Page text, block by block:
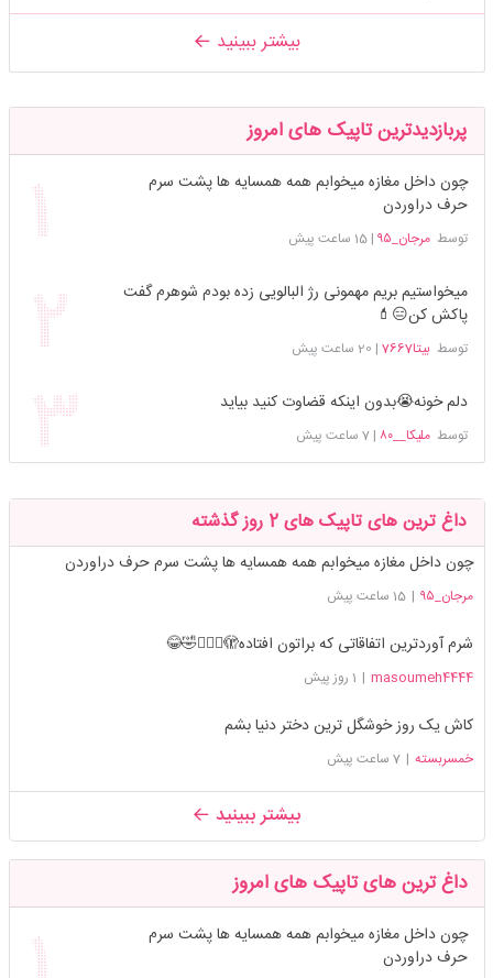
بیشتر ببینید
پربازدیدترین تاپیک های امروز
چون داخل مغازه میخوابم همه همسایه ها پشت سرم
حرف دراوردن
توسطمرجان_۹۵ |15 ساعت پیش
میخواستیم بریم مهمونی رژ البالویی زده بودم شوهرم گفت
پاکش کن😑💄
توسطبیتا7667 | 20 ساعت پیش
دلم خونه😭بدون اینکه قضاوت کنید بیاید
توسطملیکا__۸۰ |7 ساعت پیش
داغ ترین های تاپیک های 2 روز گذشته
چون داخل مغازه میخوابم همه همسایه ها پشت سرم حرف دراوردن
مرجان_۹۵ | 15 ساعت پیش
شرم آوردترین اتفاقاتی که براتون افتاده🫣🤦🏻‍♀️🤣😂
masoumeh4444
| 1 روز پیش
کاش یک روز خوشگل ترین دختر دنیا بشم
خمسربسته | 7 ساعت پیش
بیشتر ببینید
داغ ترین های تاپیک های امروز
چون داخل مغازه میخوابم همه همسایه ها پشت سرم
حرف دراوردن